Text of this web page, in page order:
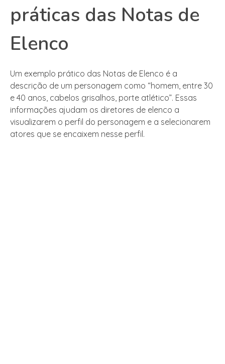
práticas das Notas de
Elenco
Um exemplo prático das Notas de Elenco é a
descrição de um personagem como “homem, entre 30
e 40 anos, cabelos grisalhos, porte atlético”. Essas
informações ajudam os diretores de elenco a
visualizarem o perfil do personagem e a selecionarem
atores que se encaixem nesse perfil.